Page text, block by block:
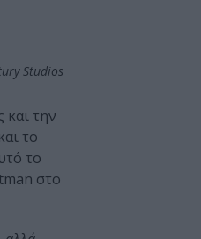
Studios
την
το
το
στο